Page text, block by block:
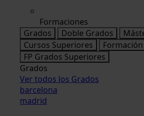
Formaciones
Grados
Doble Grados
Cursos Superiores
FP Grados Superiores
Grados
Ver todos los Grados
barcelona
madrid